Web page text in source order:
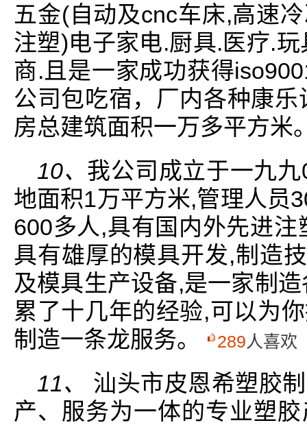
五金(自动及cnc车床,高速
注塑)电子家电.厨具.医疗.
商.且是一家成功获得
公司包吃宿，厂内各种康
房总建筑面积一万多平方米
10、 我公司成立于一九
地面积1万平方米,管理人员
600多人,具有国内外先进
具有雄厚的模具开发,制造
及模具生产设备,是一家制
累了十几年的经验,可以为
制造一条龙服务。
289人喜欢
11、
汕头市皮恩希塑胶
产、服务为一体的专业塑